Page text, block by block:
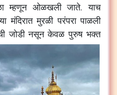
म्हणून ओळखली जाते. याच
मंदिरात मुरळी परंपरा पाळली
जोडी नसून केवळ पुरुष भक्त